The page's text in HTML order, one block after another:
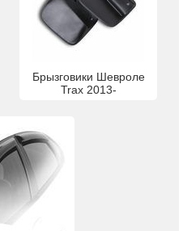
Брызговики Шевроле
Trax 2013-